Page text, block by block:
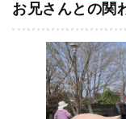
お兄さんとの関